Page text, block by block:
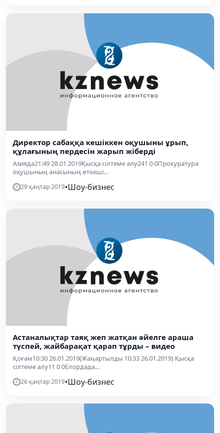
Директор сабаққа кешіккен оқушыны ұрып,
құлағының пердесін жарып жіберді
Азияда21:49 28.01.2019Қысқа сілтеме алу241 0 0Прокуратура
оқушының анасының өтініші...
29 қаңтар 2019•Шоу-бизнес
Астаналықтар таяқ жеп жатқан әйелге араша
түспей, жайбарақат қарап тұрды – видео
Қоғам10:30 26.01.2019(Жаңартылды 10:33 26.01.2019) Қысқа
сілтеме алу11 0 0Елордада...
26 қаңтар 2019•Шоу-бизнес